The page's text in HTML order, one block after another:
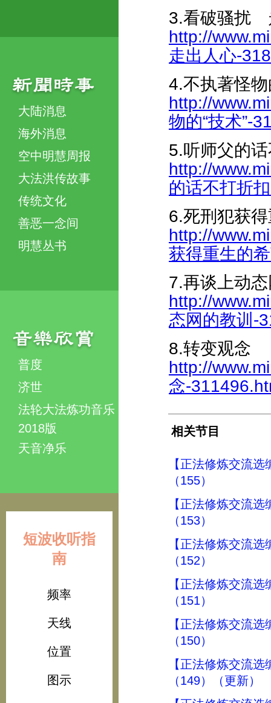
大陆消息
海外消息
空中明慧周报
大法洪传故事
传统文化
善恶一念间
明慧丛书
普度
济世
法轮大法炼功音乐
2018版
天音净乐
短波收听指
南
频率
天线
位置
图示
3.看破骚扰
http://
走出人心-
4.不执著怪物
http://
物的“技术”-
5.听师父的
http://
的话不打折
6.死刑犯获
http://
获得重生的
7.再谈上动
http://
态网的教训-
8.转变观念
http://
念-
相关节目
【正法修炼交流
（155）
【正法修炼交流
（153）
【正法修炼交流
（152）
【正法修炼交流
（151）
【正法修炼交流
（150）
【正法修炼交流
（149）（更新）